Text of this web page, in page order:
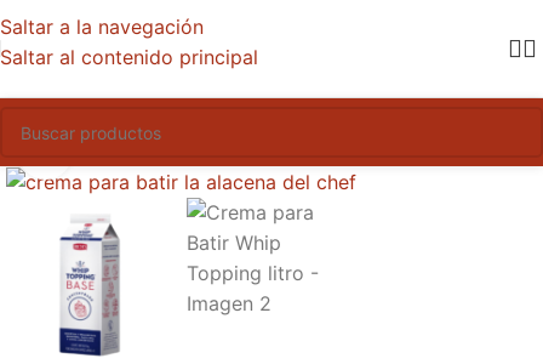
Saltar a la navegación
Saltar al contenido principal